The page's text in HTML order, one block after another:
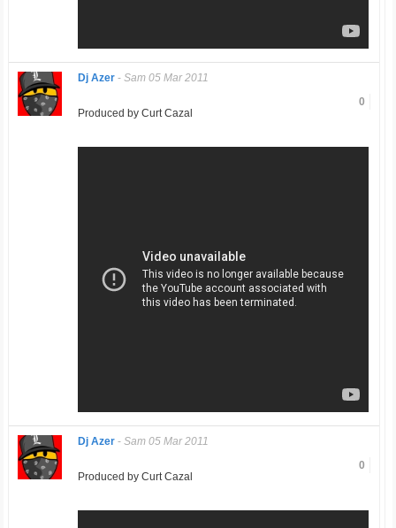
Dj Azer- Sam 05 Mar 2011
0
Produced by Curt Cazal
Dj Azer- Sam 05 Mar 2011
0
Produced by Curt Cazal